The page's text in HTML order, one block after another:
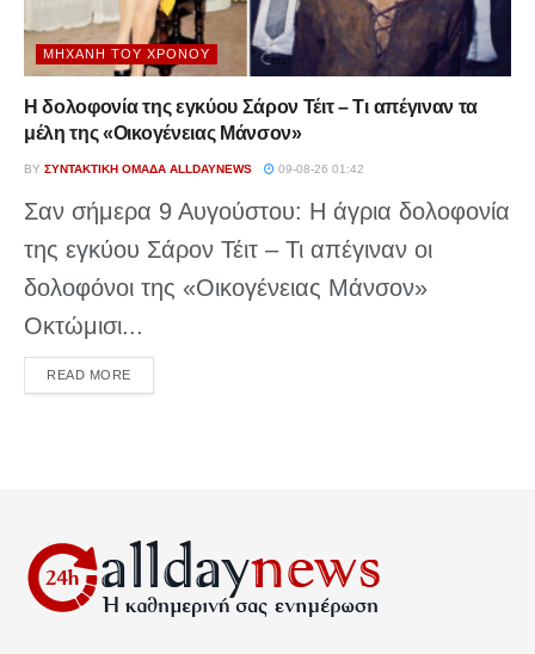
ΜΗΧΑΝΉ ΤΟΥ ΧΡΌΝΟΥ
Η δολοφονία της εγκύου Σάρον Τέιτ – Τι απέγιναν τα
μέλη της «Οικογένειας Μάνσον»
BY ΣΥΝΤΑΚΤΙΚΉ ΟΜΆΔΑ ALLDAYNEWS 09-08-26 01:42
Σαν σήμερα 9 Αυγούστου: Η άγρια δολοφονία
της εγκύου Σάρον Τέιτ – Τι απέγιναν οι
δολοφόνοι της «Οικογένειας Μάνσον»
Οκτώμισι...
READ MOREDETAILS